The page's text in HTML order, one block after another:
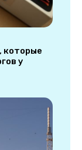
которые
у